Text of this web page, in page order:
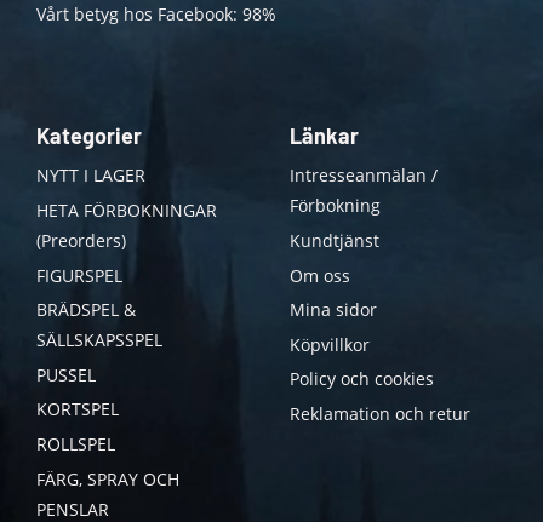
Vårt betyg hos Facebook: 98%
Kategorier
NYTT I LAGER
HETA FÖRBOKNINGAR
(Preorders)
FIGURSPEL
BRÄDSPEL &
SÄLLSKAPSSPEL
PUSSEL
KORTSPEL
ROLLSPEL
FÄRG, SPRAY OCH
PENSLAR
Länkar
Intresseanmälan /
Förbokning
Kundtjänst
Om oss
Mina sidor
Köpvillkor
Policy och cookies
Reklamation och retur